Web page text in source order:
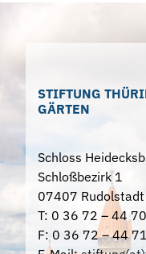
STIFTUNG
GÄRTEN
Schloss
Schloßbezirk 1
07407 Rudolstadt
T: 0 36 72 – 44 70
F: 0 36 72 – 44